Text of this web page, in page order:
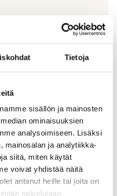
Tietoja
sisällön ja mainosten
ominaisuuksien
analysoimiseen. Lisäksi
mainosalan ja analytiikka-
siitä, miten käytät
voivat yhdistää näitä
antanut heille tai joita on
palvelujaan.
ja